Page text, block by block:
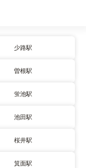
少路駅
曽根駅
蛍池駅
池田駅
桜井駅
箕面駅